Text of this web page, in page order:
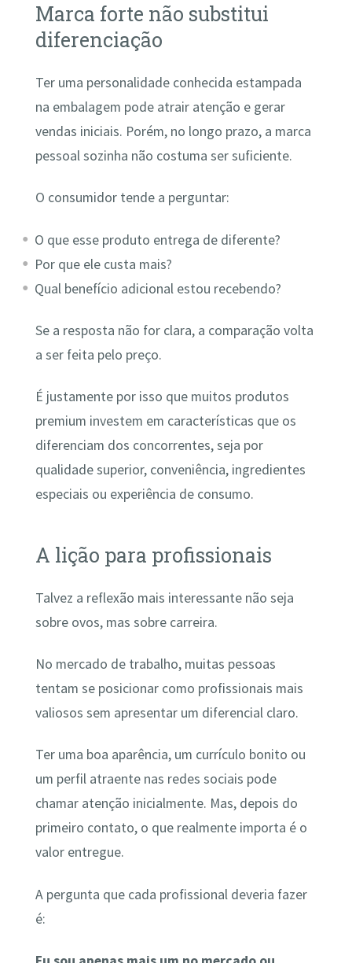
Marca forte não substitui
diferenciação
Ter uma personalidade conhecida estampada
na embalagem pode atrair atenção e gerar
vendas iniciais. Porém, no longo prazo, a marca
pessoal sozinha não costuma ser suficiente.
O consumidor tende a perguntar:
O que esse produto entrega de diferente?
Por que ele custa mais?
Qual benefício adicional estou recebendo?
Se a resposta não for clara, a comparação volta
a ser feita pelo preço.
É justamente por isso que muitos produtos
premium investem em características que os
diferenciam dos concorrentes, seja por
qualidade superior, conveniência, ingredientes
especiais ou experiência de consumo.
A lição para profissionais
Talvez a reflexão mais interessante não seja
sobre ovos, mas sobre carreira.
No mercado de trabalho, muitas pessoas
tentam se posicionar como profissionais mais
valiosos sem apresentar um diferencial claro.
Ter uma boa aparência, um currículo bonito ou
um perfil atraente nas redes sociais pode
chamar atenção inicialmente. Mas, depois do
primeiro contato, o que realmente importa é o
valor entregue.
A pergunta que cada profissional deveria fazer
é: